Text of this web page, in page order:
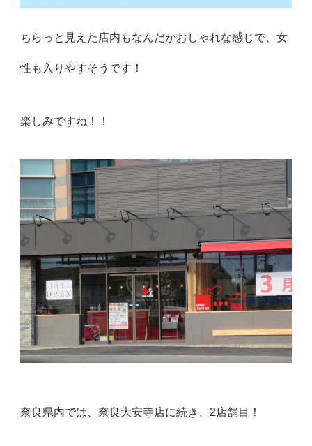
ちらっと見えた店内もなんだかおしゃれな感じで、女
性も入りやすそうです！
楽しみですね！！
奈良県内では、奈良大安寺店に続き、2店舗目！